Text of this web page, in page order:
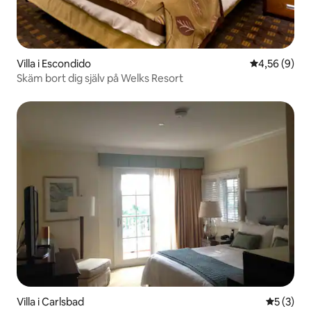
Villa i Escondido 4,56 av 5 i
4,56 (9)
Skäm bort dig själv på Welks Resort
Villa i Carlsbad 5 av 5 i
5 (3)